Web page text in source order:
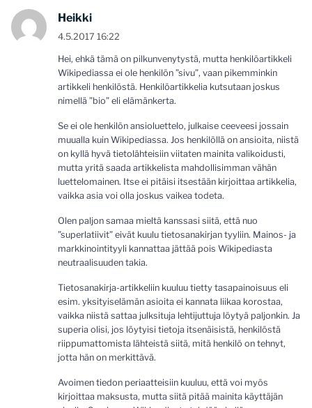
Heikki
4.5.2017 16:22
Hei, ehkä tämä on pilkunvenytystä, mutta henkilöartikkeli
Wikipediassa ei ole henkilön ”sivu”, vaan pikemminkin
artikkeli henkilöstä. Henkilöartikkelia kutsutaan joskus
nimellä ”bio” eli elämänkerta.
Se ei ole henkilön ansioluettelo, julkaise ceeveesi jossain
muualla kuin Wikipediassa. Jos henkilöllä on ansioita, niistä
on kyllä hyvä tietolähteisiin viitaten mainita valikoidusti,
mutta yritä saada artikkelista mahdollisimman vähän
luettelomainen. Itse ei pitäisi itsestään kirjoittaa artikkelia,
vaikka asia voi olla joskus vaikea todeta.
Olen paljon samaa mieltä kanssasi siitä, että nuo
”superlatiivit” eivät kuulu tietosanakirjan tyyliin. Mainos- ja
markkinointityyli kannattaa jättää pois Wikipediasta
neutraalisuuden takia.
Tietosanakirja-artikkeliin kuuluu tietty tasapainoisuus eli
esim. yksityiselämän asioita ei kannata liikaa korostaa,
vaikka niistä sattaa julksituja lehtijuttuja löytyä paljonkin. Ja
superia olisi, jos löytyisi tietoja itsenäisistä, henkilöstä
riippumattomista lähteistä siitä, mitä henkilö on tehnyt,
jotta hän on merkittävä.
Avoimen tiedon periaatteisiin kuuluu, että voi myös
kirjoittaa maksusta, mutta siitä pitää mainita käyttäjän